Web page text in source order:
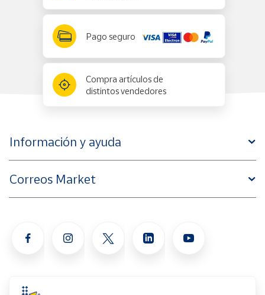
Pago seguro
Compra artículos de
distintos vendedores
Información y ayuda
Correos Market